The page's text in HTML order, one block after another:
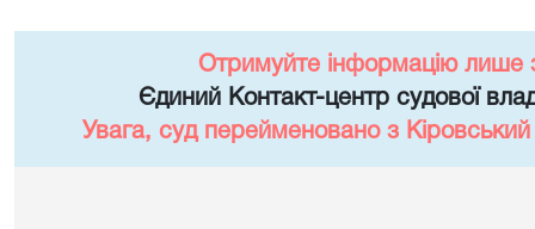
Отримуйте інформацію лише
Єдиний Контакт-центр судової
Увага, суд перейменовано з